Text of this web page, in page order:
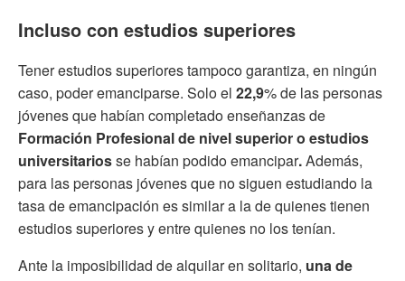
Incluso con estudios superiores
Tener estudios superiores tampoco garantiza, en ningún
caso, poder emanciparse. Solo el 22,9% de las personas
jóvenes que habían completado enseñanzas de
Formación Profesional de nivel superior o estudios
universitariosse habían podido emancipar.Además,
para las personas jóvenes que no siguen estudiando la
tasa de emancipación es similar a la de quienes tienen
estudios superiores y entre quienes no los tenían.
Ante la imposibilidad de alquilar en solitario, una de